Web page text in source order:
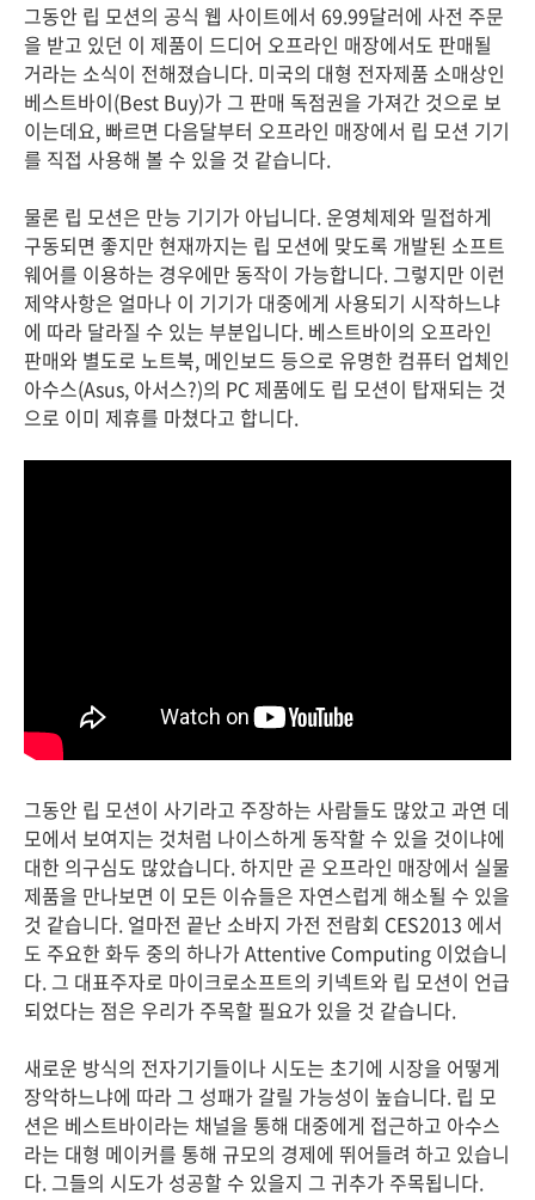
그동안 립 모션의 공식 웹 사이트에서 69.99달러에 사전 주문
을 받고 있던 이 제품이 드디어 오프라인 매장에서도 판매될
거라는 소식이 전해졌습니다. 미국의 대형 전자제품 소매상인
베스트바이(Best Buy)가 그 판매 독점권을 가져간 것으로 보
이는데요, 빠르면 다음달부터 오프라인 매장에서 립 모션 기기
를 직접 사용해 볼 수 있을 것 같습니다.
물론 립 모션은 만능 기기가 아닙니다. 운영체제와 밀접하게
구동되면 좋지만 현재까지는 립 모션에 맞도록 개발된 소프트
웨어를 이용하는 경우에만 동작이 가능합니다. 그렇지만 이런
제약사항은 얼마나 이 기기가 대중에게 사용되기 시작하느냐
에 따라 달라질 수 있는 부분입니다. 베스트바이의 오프라인
판매와 별도로 노트북, 메인보드 등으로 유명한 컴퓨터 업체인
아수스(Asus, 아서스?)의 PC 제품에도 립 모션이 탑재되는 것
으로 이미 제휴를 마쳤다고 합니다.
그동안 립 모션이 사기라고 주장하는 사람들도 많았고 과연 데
모에서 보여지는 것처럼 나이스하게 동작할 수 있을 것이냐에
대한 의구심도 많았습니다. 하지만 곧 오프라인 매장에서 실물
제품을 만나보면 이 모든 이슈들은 자연스럽게 해소될 수 있을
것 같습니다. 얼마전 끝난 소바지 가전 전람회 CES2013 에서
도 주요한 화두 중의 하나가 Attentive Computing 이었습니
다. 그 대표주자로 마이크로소프트의 키넥트와 립 모션이 언급
되었다는 점은 우리가 주목할 필요가 있을 것 같습니다.
새로운 방식의 전자기기들이나 시도는 초기에 시장을 어떻게
장악하느냐에 따라 그 성패가 갈릴 가능성이 높습니다. 립 모
션은 베스트바이라는 채널을 통해 대중에게 접근하고 아수스
라는 대형 메이커를 통해 규모의 경제에 뛰어들려 하고 있습니
다. 그들의 시도가 성공할 수 있을지 그 귀추가 주목됩니다.